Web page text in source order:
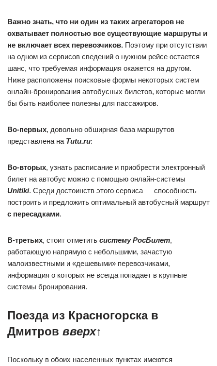
Важно знать, что ни один из таких агрегаторов не
охватывает полностью все существующие маршруты и
не включает всех перевозчиков. Поэтому при отсутствии
на одном из сервисов сведений о нужном рейсе остается
шанс, что требуемая информация окажется на другом.
Ниже расположены поисковые формы некоторых систем
онлайн-бронирования автобусных билетов, которые могли
бы быть наиболее полезны для пассажиров.
Во-первых, довольно обширная база маршрутов
представлена на Tutu.ru:
Во-вторых, узнать расписание и приобрести электронный
билет на автобус можно с помощью онлайн-системы
Unitiki. Среди достоинств этого сервиса — способность
построить и предложить оптимальный автобусный маршрут
с пересадками.
В-третьих, стоит отметить систему РосБилет,
работающую напрямую с небольшими, зачастую
малоизвестными и «дешевыми» перевозчиками,
информация о которых не всегда попадает в крупные
системы бронирования.
Поезда из Красногорска в
Дмитров вверх↑
Поскольку в обоих населенных пунктах имеются